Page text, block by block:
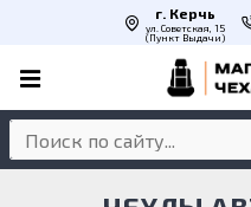
г. Керчь
ул. Советская, 15
(Пункт Выдачи)